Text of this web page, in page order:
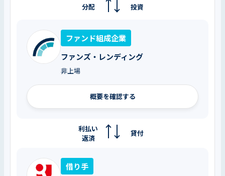
投資
分配
ファンド組成企業
ファンズ・レンディング
非上場
概要を確認する
貸付
利払い
返済
借り手